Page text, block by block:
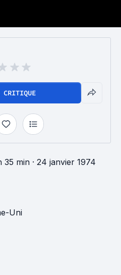
CRITIQUE
35 min · 24 janvier 1974
Uni